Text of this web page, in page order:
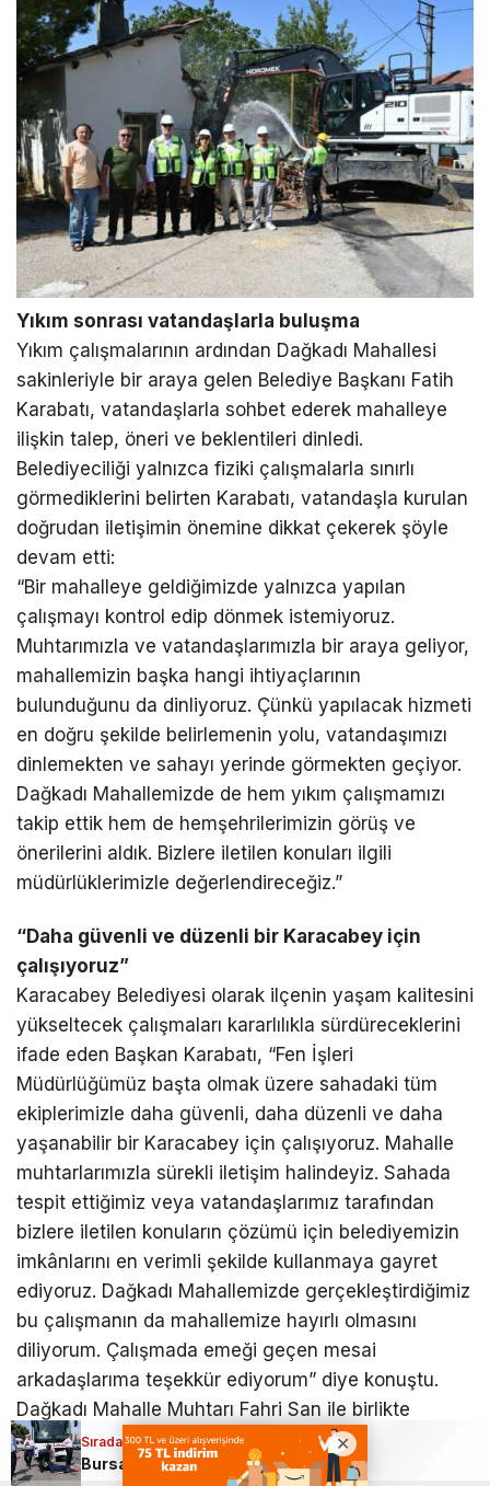
Yıkım sonrası vatandaşlarla buluşma
Yıkım çalışmalarının ardından Dağkadı Mahallesi
sakinleriyle bir araya gelen Belediye Başkanı Fatih
Karabatı, vatandaşlarla sohbet ederek mahalleye
ilişkin talep, öneri ve beklentileri dinledi.
Belediyeciliği yalnızca fiziki çalışmalarla sınırlı
görmediklerini belirten Karabatı, vatandaşla kurulan
doğrudan iletişimin önemine dikkat çekerek şöyle
devam etti:
“Bir mahalleye geldiğimizde yalnızca yapılan
çalışmayı kontrol edip dönmek istemiyoruz.
Muhtarımızla ve vatandaşlarımızla bir araya geliyor,
mahallemizin başka hangi ihtiyaçlarının
bulunduğunu da dinliyoruz. Çünkü yapılacak hizmeti
en doğru şekilde belirlemenin yolu, vatandaşımızı
dinlemekten ve sahayı yerinde görmekten geçiyor.
Dağkadı Mahallemizde de hem yıkım çalışmamızı
takip ettik hem de hemşehrilerimizin görüş ve
önerilerini aldık. Bizlere iletilen konuları ilgili
müdürlüklerimizle değerlendireceğiz.”
“Daha güvenli ve düzenli bir Karacabey için
çalışıyoruz”
Karacabey Belediyesi olarak ilçenin yaşam kalitesini
yükseltecek çalışmaları kararlılıkla sürdüreceklerini
ifade eden Başkan Karabatı, “Fen İşleri
Müdürlüğümüz başta olmak üzere sahadaki tüm
ekiplerimizle daha güvenli, daha düzenli ve daha
yaşanabilir bir Karacabey için çalışıyoruz. Mahalle
muhtarlarımızla sürekli iletişim halindeyiz. Sahada
tespit ettiğimiz veya vatandaşlarımız tarafından
bizlere iletilen konuların çözümü için belediyemizin
imkânlarını en verimli şekilde kullanmaya gayret
ediyoruz. Dağkadı Mahallemizde gerçekleştirdiğimiz
bu çalışmanın da mahallemize hayırlı olmasını
diliyorum. Çalışmada emeği geçen mesai
arkadaşlarıma teşekkür ediyorum” diye konuştu.
Dağkadı Mahalle Muhtarı Fahri San ile birlikte
sahadaki çalışmaları değerlendiren Başkan Karabatı,
vatandaşlarla gerçekleştirdiği görüşmelerin
Sıradaki Haber
Bursa’da yüreklerin ağza geldiği an; Yolcu otobüsü kadına çarptı